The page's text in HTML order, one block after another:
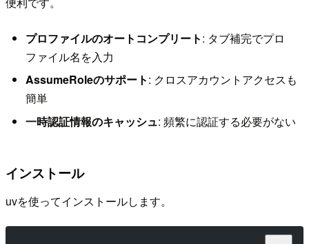
プロファイルのオートコンプリート: タブ補完でプロ
ファイル名を入力
AssumeRoleのサポート: クロスアカウントアクセスも
簡単
一時認証情報のキャッシュ: 頻繁に認証する必要がない
インストール
uvを使ってインストールします。